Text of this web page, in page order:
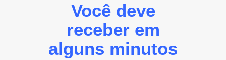
Você deve
receber em
alguns minutos